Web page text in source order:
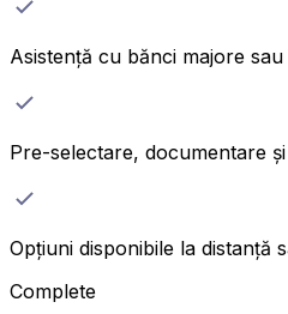
Asistență cu bănci majore
Pre-selectare, documentare
Opțiuni disponibile la distanță
Complete